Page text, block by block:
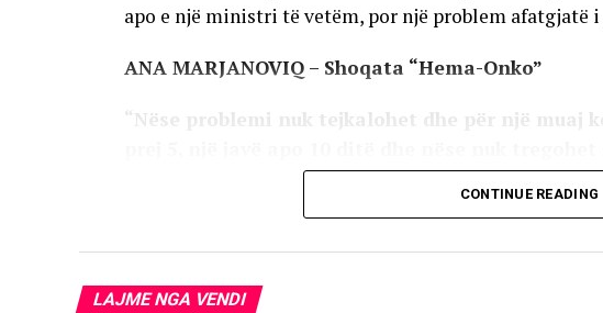
apo e një ministri të vetëm, por një problem afatgjatë
ANA MARJANOVIQ – Shoqata “Hema-Onko”
“Nëse problemi nuk tejkalohet dhe për një muaj
është problemi, do të dalim para të gjithë
CONTINUE READING
LAJME NGA VENDI